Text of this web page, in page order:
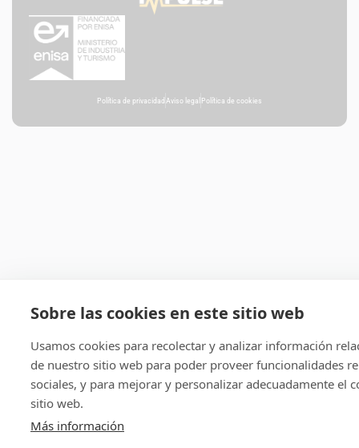
Política de privacidad Aviso legal Política de cookies
Sobre las cookies en este sitio web
Usamos cookies para recolectar y analizar información
de nuestro sitio web para poder proveer funcionalidades
sociales, y para mejorar y personalizar adecuadamente el
sitio web.
Más información